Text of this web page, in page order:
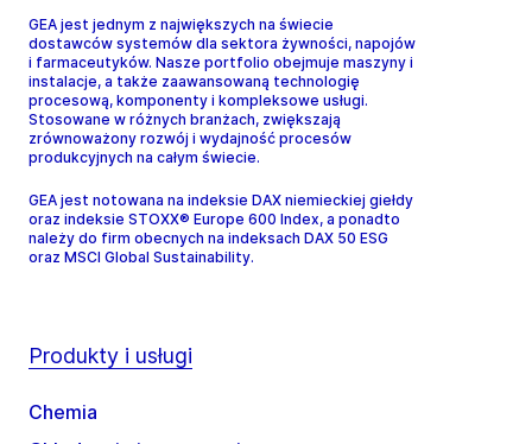
GEA jest jednym z największych na świecie
dostawców systemów dla sektora żywności, napojów
i farmaceutyków. Nasze portfolio obejmuje maszyny i
instalacje, a także zaawansowaną technologię
procesową, komponenty i kompleksowe usługi.
Stosowane w różnych branżach, zwiększają
zrównoważony rozwój i wydajność procesów
produkcyjnych na całym świecie.
GEA jest notowana na indeksie DAX niemieckiej giełdy
oraz indeksie STOXX® Europe 600 Index, a ponadto
należy do firm obecnych na indeksach DAX 50 ESG
oraz MSCI Global Sustainability.
Produkty i usługi
Chemia